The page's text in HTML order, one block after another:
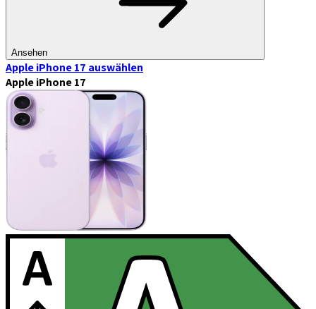
Ansehen
Apple iPhone 17 auswählen
Apple iPhone 17